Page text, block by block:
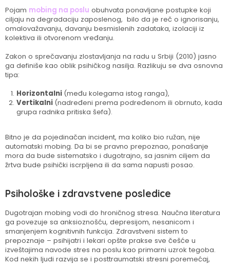
Pojam mobing na poslu obuhvata ponavljane postupke koji
ciljaju na degradaciju zaposlenog, bilo da je reč o ignorisanju,
omalovažavanju, davanju besmislenih zadataka, izolaciji iz
kolektiva ili otvorenom vređanju.
Zakon o sprečavanju zlostavljanja na radu u Srbiji (2010) jasno
ga definiše kao oblik psihičkog nasilja. Razlikuju se dva osnovna
tipa:
Horizontalni (među kolegama istog ranga),
Vertikalni (nadređeni prema podređenom ili obrnuto, kada
grupa radnika pritiska šefa).
Bitno je da pojedinačan incident, ma koliko bio ružan, nije
automatski mobing. Da bi se pravno prepoznao, ponašanje
mora da bude sistematsko i dugotrajno, sa jasnim ciljem da
žrtva bude psihički iscrpljena ili da sama napusti posao.
Psihološke i zdravstvene posledice
Dugotrajan mobing vodi do hroničnog stresa. Naučna literatura
ga povezuje sa anksioznošću, depresijom, nesanicom i
smanjenjem kognitivnih funkcija. Zdravstveni sistem to
prepoznaje – psihijatri i lekari opšte prakse sve češće u
izveštajima navode stres na poslu kao primarni uzrok tegoba.
Kod nekih ljudi razvija se i posttraumatski stresni poremećaj,